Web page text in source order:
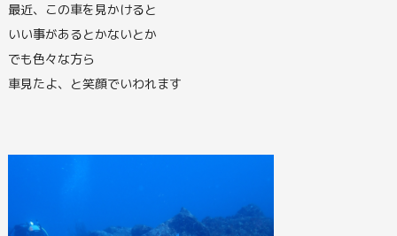
最近、この車を見かけると
いい事があるとかないとか
でも色々な方ら
車見たよ、と笑顔でいわれます